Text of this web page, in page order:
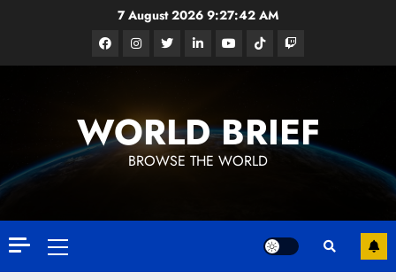
7 August 2026 9:27:42 AM
FacebookInstagram
TwitterLinkedinYoutubeTiktokGoogle
News
WORLD BRIEF
BROWSE THE WORLD
Primary
Menu